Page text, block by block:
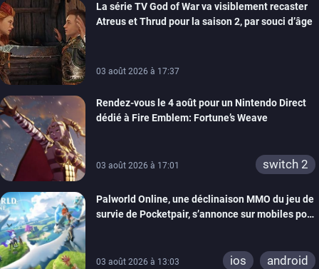
switch 2
La série TV God of War va visiblement recaster
Atreus et Thrud pour la saison 2, par souci d’âge
03 août 2026 à 17:37
Rendez-vous le 4 août pour un Nintendo Direct
dédié à Fire Emblem: Fortune’s Weave
03 août 2026 à 17:01 switch 2
Palworld Online, une déclinaison MMO du jeu de
survie de Pocketpair, s’annonce sur mobiles pour
03 août 2026 à 13:03 ios android